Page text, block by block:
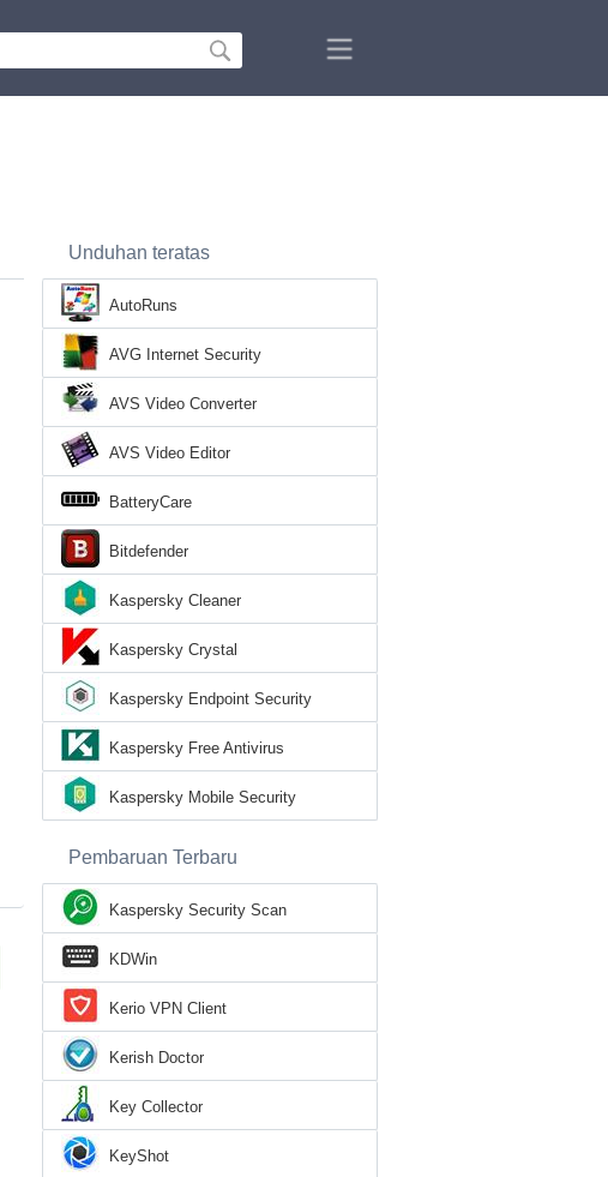
Unduhan teratas
AutoRuns
AVG Internet Security
AVS Video Converter
AVS Video Editor
BatteryCare
Bitdefender
Kaspersky Cleaner
Kaspersky Crystal
Kaspersky Endpoint Security
Kaspersky Free Antivirus
Kaspersky Mobile Security
Pembaruan Terbaru
Kaspersky Security Scan
KDWin
Kerio VPN Client
Kerish Doctor
Key Collector
KeyShot